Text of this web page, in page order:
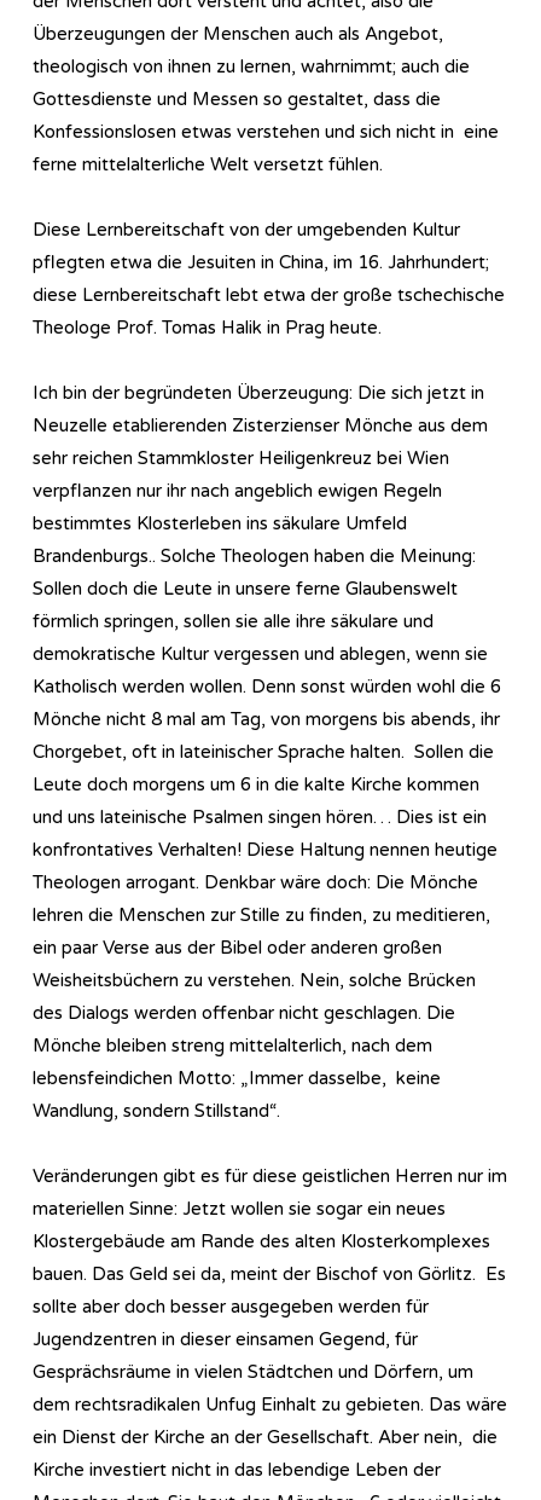
Überzeugungen der Menschen auch als Angebot,
theologisch von ihnen zu lernen, wahrnimmt; auch die
Gottesdienste und Messen so gestaltet, dass die
Konfessionslosen etwas verstehen und sich nicht in eine
ferne mittelalterliche Welt versetzt fühlen.
Diese Lernbereitschaft von der umgebenden Kultur
pflegten etwa die Jesuiten in China, im 16. Jahrhundert;
diese Lernbereitschaft lebt etwa der große tschechische
Theologe Prof. Tomas Halik in Prag heute.
Ich bin der begründeten Überzeugung: Die sich jetzt in
Neuzelle etablierenden Zisterzienser Mönche aus dem
sehr reichen Stammkloster Heiligenkreuz bei Wien
verpflanzen nur ihr nach angeblich ewigen Regeln
bestimmtes Klosterleben ins säkulare Umfeld
Brandenburgs.. Solche Theologen haben die Meinung:
Sollen doch die Leute in unsere ferne Glaubenswelt
förmlich springen, sollen sie alle ihre säkulare und
demokratische Kultur vergessen und ablegen, wenn sie
Katholisch werden wollen. Denn sonst würden wohl die 6
Mönche nicht 8 mal am Tag, von morgens bis abends, ihr
Chorgebet, oft in lateinischer Sprache halten. Sollen die
Leute doch morgens um 6 in die kalte Kirche kommen
und uns lateinische Psalmen singen hören… Dies ist ein
konfrontatives Verhalten! Diese Haltung nennen heutige
Theologen arrogant. Denkbar wäre doch: Die Mönche
lehren die Menschen zur Stille zu finden, zu meditieren,
ein paar Verse aus der Bibel oder anderen großen
Weisheitsbüchern zu verstehen. Nein, solche Brücken
des Dialogs werden offenbar nicht geschlagen. Die
Mönche bleiben streng mittelalterlich, nach dem
lebensfeindichen Motto: „Immer dasselbe, keine
Wandlung, sondern Stillstand“.
Veränderungen gibt es für diese geistlichen Herren nur im
materiellen Sinne: Jetzt wollen sie sogar ein neues
Klostergebäude am Rande des alten Klosterkomplexes
bauen. Das Geld sei da, meint der Bischof von Görlitz. Es
sollte aber doch besser ausgegeben werden für
Jugendzentren in dieser einsamen Gegend, für
Gesprächsräume in vielen Städtchen und Dörfern, um
dem rechtsradikalen Unfug Einhalt zu gebieten. Das wäre
ein Dienst der Kirche an der Gesellschaft. Aber nein, die
Kirche investiert nicht in das lebendige Leben der